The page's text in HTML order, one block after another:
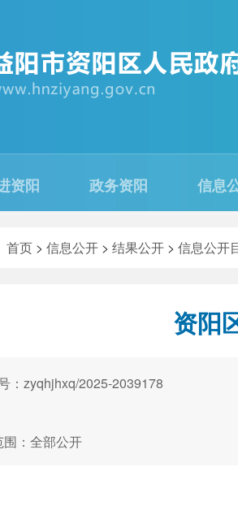
资阳 政务资阳 信息
首页 > 信息公开 > 结果公开 > 信息公开
资阳
：zyqhjhxq/2025-2039178
围：全部公开